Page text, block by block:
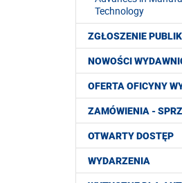
Technology
ZGŁOSZENIE
NOWOŚCI
OFERTA OFICYNY
ZAMÓWIENIA -
OTWARTY DOSTĘP
WYDARZENIA